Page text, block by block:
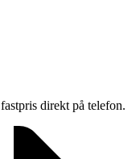
direkt på telefon.